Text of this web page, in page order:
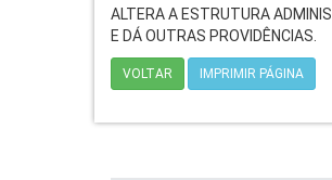
ALTERA A ESTRUTURA
E DÁ OUTRAS PROVIDÊNCIAS.
VOLTAR IMPRIMIR PÁGINA